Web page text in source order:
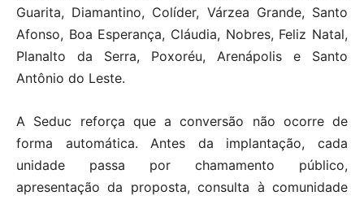
Guarita, Diamantino, Colíder, Várzea Grande, Santo
Afonso, Boa Esperança, Cláudia, Nobres, Feliz Natal,
Planalto da Serra, Poxoréu, Arenápolis e Santo
Antônio do Leste.
A Seduc reforça que a conversão não ocorre de
forma automática. Antes da implantação, cada
unidade passa por chamamento público,
apresentação da proposta, consulta à comunidade